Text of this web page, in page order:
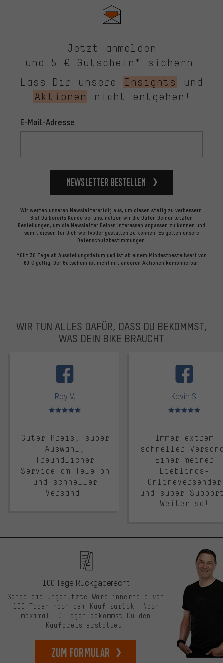
Jetzt anmelden
und 5 € Gutschein* sichern.
Lass Dir unsere
Insights
und
Aktionen
nicht entgehen!
E-Mail-Adresse
Newsletter bestellen
Wir werten unseren Newslettererfolg aus, um diesen stetig zu verbessern.
Bist Du bereits Kunde bei uns, nutzen wir die Daten Deiner letzten
Bestellungen, um die Newsletter Deinen Interessen anpassen zu können und
somit diesen für Dich wertvoller gestalten zu können. Es gelten unsere
Datenschutzbestimmungen.
*Gilt 30 Tage ab Ausstellungsdatum und ist ab einem Mindestbestellwert von
60 € gültig. Der Gutschein ist nicht mit anderen Aktionen kombinierbar.
WIR TUN ALLES DAFÜR, DASS DU BEKOMMST,
WAS DEIN BIKE BRAUCHT
Roy V.
Bewertungen: 5 von 5
Guter Preis, super
Auswahl,
freundlicher
Service am Telefon
und schneller
Versand.
Kevin S.
Bewertungen: 5 von 5
Immer extrem
schneller
Einer meiner
Lieblings-
Onlineversender
und super
Weiter so!
100 Tage Rückgaberecht
Sende die ungenutzte Ware innerhalb von
100 Tagen nach dem Kauf zurück. Nach
maximal 10 Tagen bekommst Du den
Kaufpreis erstattet.
zum Formular